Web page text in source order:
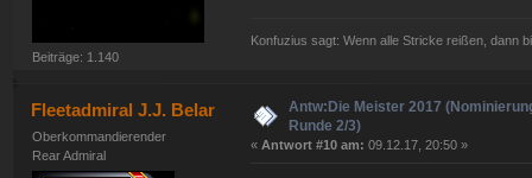
Beiträge: 1.140
Konfuzius sagt: Wenn alle Stricke reißen, dann
Fleetadmiral J.J. Belar
Oberkommandierender
Rear Admiral
Antw:Die Meister 2017
Runde 2/3)
« Antwort #10 am: 09.12.17, 20:50 »